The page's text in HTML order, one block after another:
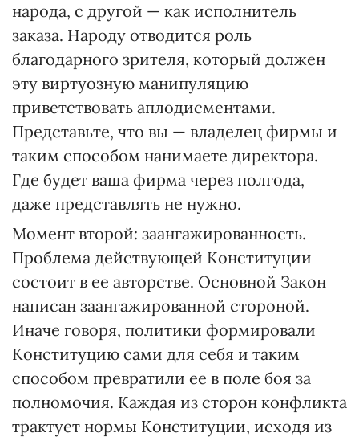
народа, с другой — как исполнитель
заказа. Народу отводится роль
благодарного зрителя, который должен
эту виртуозную манипуляцию
приветствовать аплодисментами.
Представьте, что вы — владелец фирмы и
таким способом нанимаете директора.
Где будет ваша фирма через полгода,
даже представлять не нужно.
Момент второй: заангажированность.
Проблема действующей Конституции
состоит в ее авторстве. Основной Закон
написан заангажированной стороной.
Иначе говоря, политики формировали
Конституцию сами для себя и таким
способом превратили ее в поле боя за
полномочия. Каждая из сторон конфликта
трактует нормы Конституции, исходя из